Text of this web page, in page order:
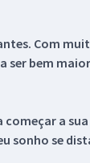
Com
ser bem
começar a
sonho se